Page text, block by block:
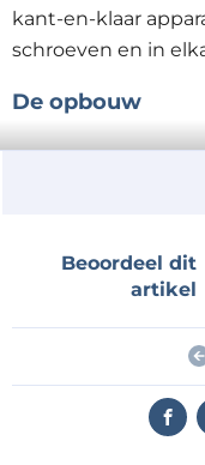
kant-en-klaar
schroeven en in
De opbouw
Linksboven zien
gebruiksaanwijzing
dat zoiets nog
van laptops zonder
Beoordeel dit
artikel